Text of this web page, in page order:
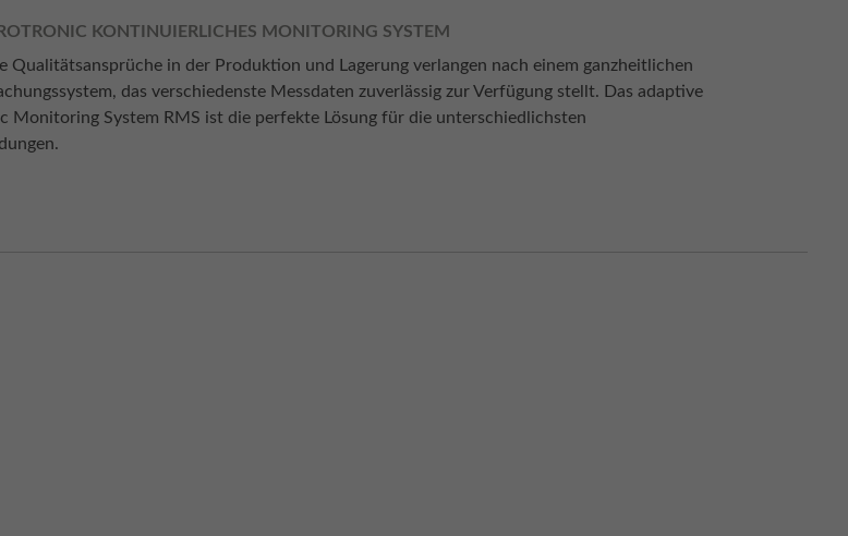
KONTINUIERLICHES MONITORING SYSTEM
Qualitätsansprüche in der Produktion und Lagerung verlangen nach einem ganzheitlichen
das verschiedenste Messdaten zuverlässig zur Verfügung stellt. Das adaptive
Monitoring System RMS ist die perfekte Lösung für die unterschiedlichsten